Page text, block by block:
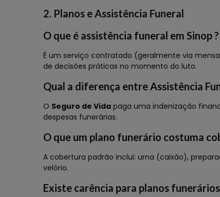
2. Planos e Assistência Funeral
O que é assistência funeral em Sinop ?
É um serviço contratado (geralmente via
de decisões práticas no momento do luto.
Qual a diferença entre Assistência
O Seguro de Vida paga uma indenização
despesas funerárias.
O que um plano funerário costuma
A cobertura padrão inclui: urna (caixão),
velório.
Existe carência para planos